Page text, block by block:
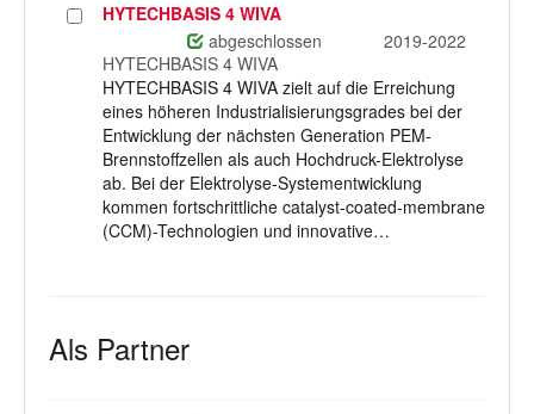
ProjektHYTECHBASIS 4 WIVA
abgeschlossen
2019-2022
HYTECHBASIS 4 WIVA
HYTECHBASIS 4 WIVA zielt auf die Erreichung
eines höheren Industrialisierungsgrades bei der
Entwicklung der nächsten Generation PEM-
Brennstoffzellen als auch Hochdruck-Elektrolyse
ab. Bei der Elektrolyse-Systementwicklung
kommen fortschrittliche catalyst-coated-membrane
(CCM)-Technologien und innovative…
Als Partner